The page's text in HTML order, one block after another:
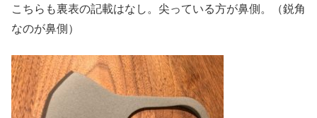
こちらも裏表の記載はなし。尖っている方が鼻側。（鋭角
なのが鼻側）